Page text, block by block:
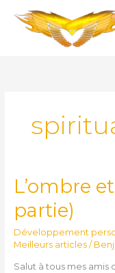
contenu
L’ombre
partie)
Développement
Meilleurs articles/
Salut à tous mes amis
L’ombre
et
la
(1ère